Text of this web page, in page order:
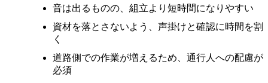
音は出るものの、組立より短時間になりやすい
資材を落とさないよう、声掛けと確認に時間を割
く
道路側での作業が増えるため、通行人への配慮が
必須